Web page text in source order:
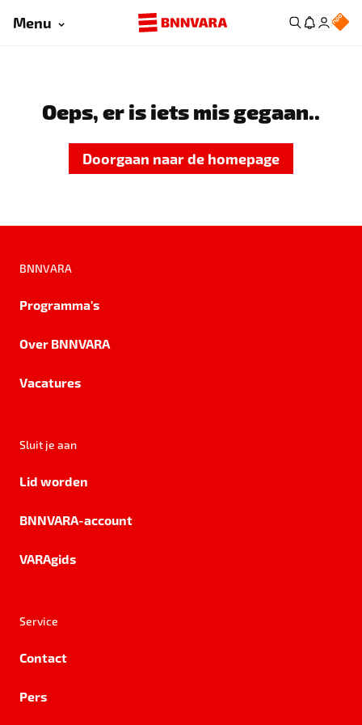
Menu
Oeps, er is iets mis gegaan..
Doorgaan naar de homepage
BNNVARA
Programma's
Over BNNVARA
Vacatures
Sluit je aan
Lid worden
BNNVARA-account
VARAgids
Service
Contact
Pers